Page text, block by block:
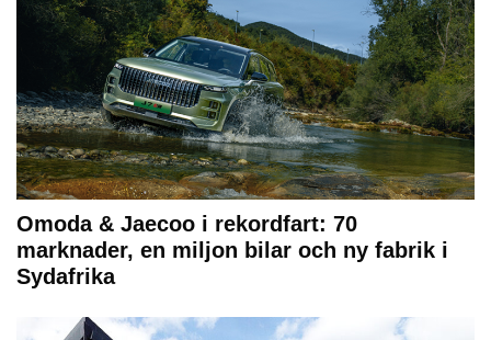
Omoda & Jaecoo i rekordfart: 70
marknader, en miljon bilar och ny fabrik i
Sydafrika